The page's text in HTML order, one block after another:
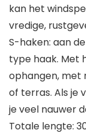
kan het
vredige,
S-haken: aan
type haak. Met
ophangen, met
of terras. Als je
je veel nauwer
Totale lengte: